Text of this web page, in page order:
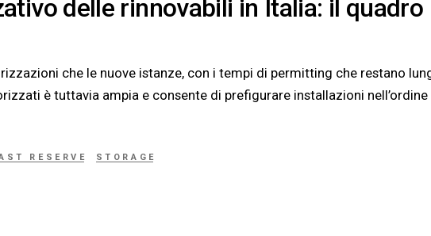
delle rinnovabili in Italia: il quadro
che le nuove istanze, con i tempi di permitting che restano
è tuttavia ampia e consente di prefigurare installazioni nell’ordine
RESERVE STORAGE